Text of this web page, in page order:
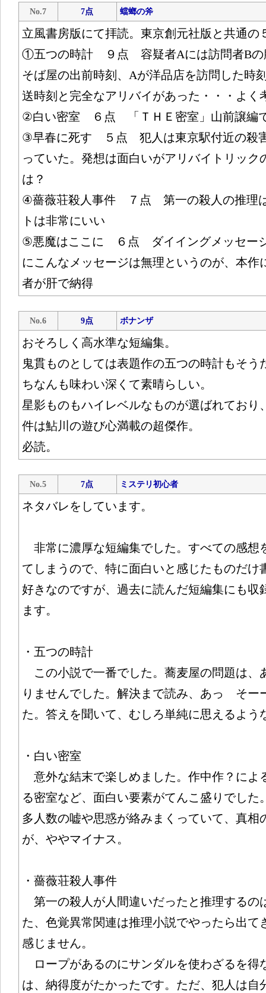
No.7 7点 蟷螂の斧
立風書房版にて拝読。東京創元社版と共通の
①五つの時計 ９点 容疑者Aには訪問者Bの
そば屋の出前時刻、Aが洋品店を訪問した時
送時刻と完全なアリバイがあった・・・よく
②白い密室 ６点 「ＴＨＥ密室」山前譲編
③早春に死す ５点 犯人は東京駅付近の殺
っていた。発想は面白いがアリバイトリック
は？
④薔薇荘殺人事件 ７点 第一の殺人の推理
トは非常にいい
⑤悪魔はここに ６点 ダイイングメッセー
にこんなメッセージは無理というのが、本作
者が肝で納得
No.6 9点 ボナンザ
おそろしく高水準な短編集。
鬼貫ものとしては表題作の五つの時計もそう
ちなんも味わい深くて素晴らしい。
星影ものもハイレベルなものが選ばれており
件は鮎川の遊び心満載の超傑作。
必読。
No.5 7点 ミステリ初心者
ネタバレをしています。
非常に濃厚な短編集でした。すべての感想
てしまうので、特に面白いと感じたものだけ
好きなのですが、過去に読んだ短編集にも収
ます。
・五つの時計
この小説で一番でした。蕎麦屋の問題は、
りませんでした。解決まで読み、あっ そー
た。答えを聞いて、むしろ単純に思えるよう
・白い密室
意外な結末で楽しめました。作中作？によ
る密室など、面白い要素がてんこ盛りでした
多人数の嘘や思惑が絡みまくっていて、真相
が、ややマイナス。
・薔薇荘殺人事件
第一の殺人が人間違いだったと推理するの
た、色覚異常関連は推理小説でやったら出て
感じません。
ロープがあるのにサンダルを使わざるを得
は、納得度がたかったです。ただ、犯人は自